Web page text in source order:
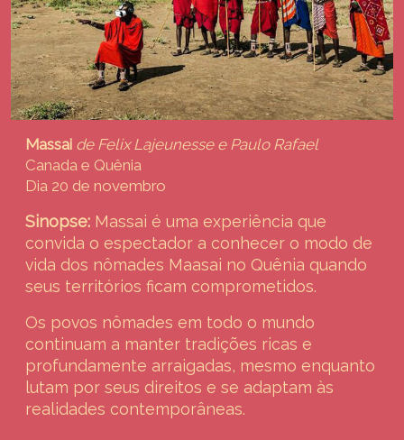
Massai de Felix Lajeunesse e Paulo Rafael
Canada e Quênia
Dia 20 de novembro
Sinopse: Massai é uma experiência que
convida o espectador a conhecer o modo de
vida dos nômades Maasai no Quênia quando
seus territórios ficam comprometidos.
Os povos nômades em todo o mundo
continuam a manter tradições ricas e
profundamente arraigadas, mesmo enquanto
lutam por seus direitos e se adaptam às
realidades contemporâneas.